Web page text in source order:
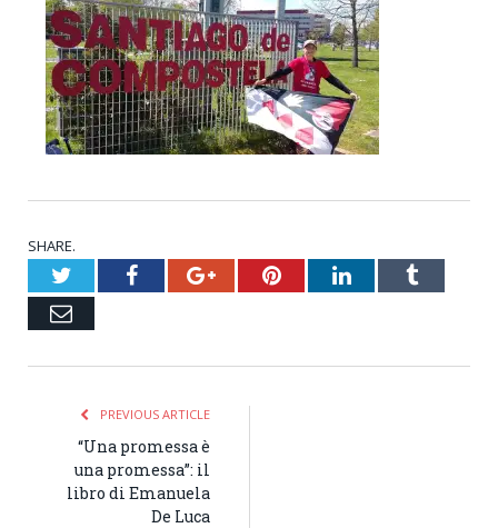
SHARE.
TwitterFacebookGoogle+PinterestLinkedInTumblr
Email
PREVIOUS ARTICLE
“Una promessa è
una promessa”: il
libro di Emanuela
De Luca